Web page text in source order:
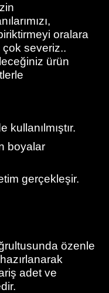
oralara
çok severiz..
ürün
kullanılmıştır.
boyalar
gerçekleşir.
özenle
adet ve